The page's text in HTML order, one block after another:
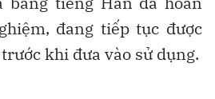
đang tiếp tục được
khi đưa vào sử dụng.